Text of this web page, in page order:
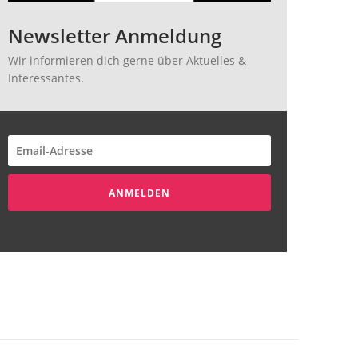
Newsletter Anmeldung
Wir informieren dich gerne über Aktuelles &
Interessantes.
ANMELDEN